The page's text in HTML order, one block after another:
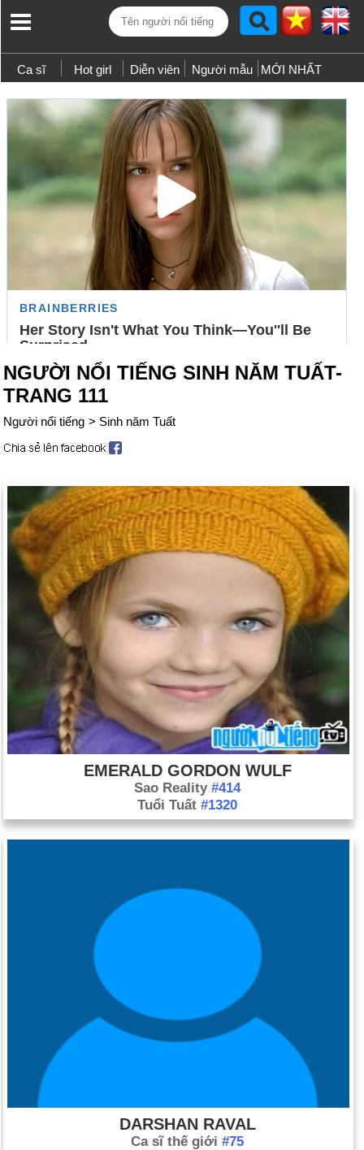
Ca sĩ Hot girl Diễn viên Người mẫu MỚI NHẤT
NGƯỜI NỔI TIẾNG SINH NĂM TUẤT-
TRANG 111
Người nổi tiếng > Sinh năm Tuất
EMERALD GORDON WULF
Sao Reality #414
Tuổi Tuất #1320
DARSHAN RAVAL
Ca sĩ thế giới #75